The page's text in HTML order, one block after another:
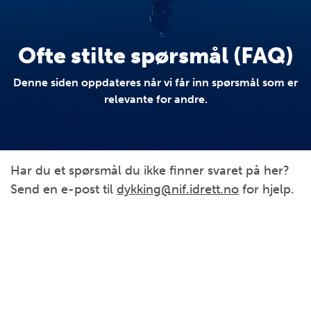
Ofte stilte spørsmål (FAQ)
Denne siden oppdateres når vi får inn spørsmål som er
relevante for andre.
Har du et spørsmål du ikke finner svaret på her?
Send en e-post til dykking@nif.idrett.no for hjelp.